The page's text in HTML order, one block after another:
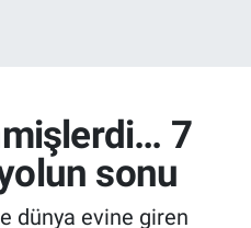
7
sonu
dünya evine giren